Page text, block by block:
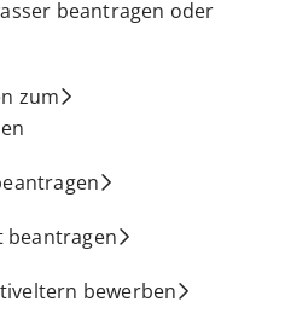
beantragen oder
zum
beantragen
bewerben